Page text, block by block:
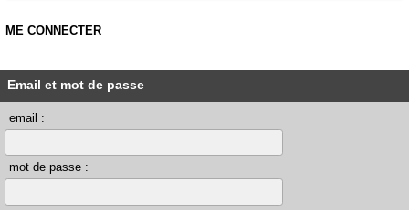
ME CONNECTER
Email et mot de passe
email :
mot de passe :